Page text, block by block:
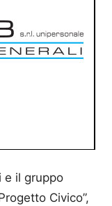
e il gruppo
Civico”,